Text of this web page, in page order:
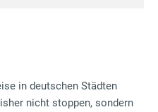
in deutschen Städten
nicht stoppen, sondern